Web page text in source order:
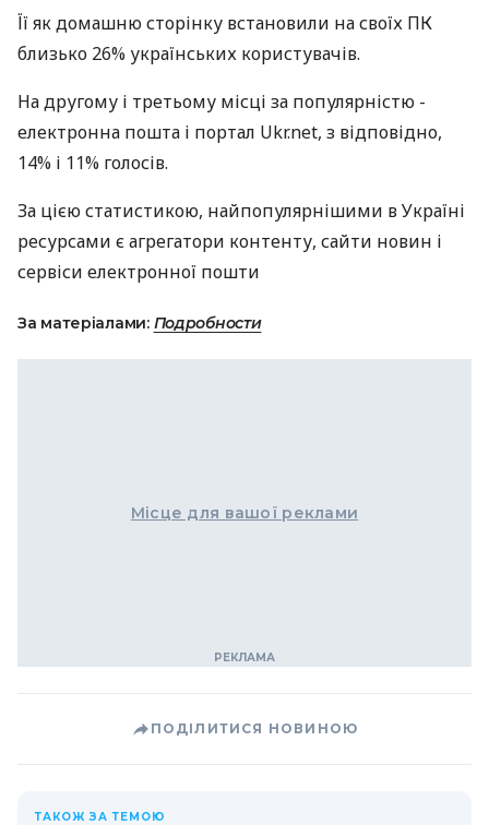
Її як домашню сторінку встановили на своїх ПК
близько 26% українських користувачів.
На другому і третьому місці за популярністю -
електронна пошта і портал Ukr.net, з відповідно,
14% і 11% голосів.
За цією статистикою, найпопулярнішими в Україні
ресурсами є агрегатори контенту, сайти новин і
сервіси електронної пошти
За матеріалами: Подробности
Місце для вашої реклами
ПОДІЛИТИСЯ НОВИНОЮ
ТАКОЖ ЗА ТЕМОЮ